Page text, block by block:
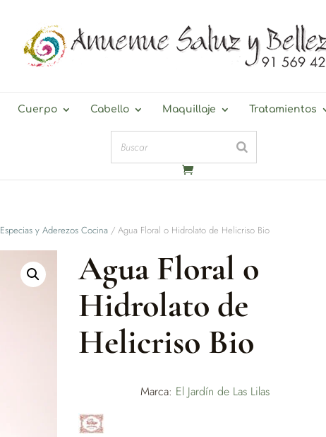
Cuerpo Cabello Maquillaje Tratamientos
Especias y Aderezos Cocina / Agua Floral o Hidrolato de Helicriso Bio
Agua Floral o
Hidrolato de
Helicriso Bio
Marca: El Jardín de Las Lilas